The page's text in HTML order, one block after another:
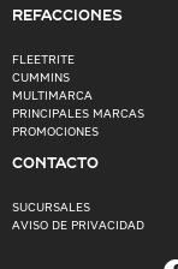
REFACCIONES
FLEETRITE
CUMMINS
MULTIMARCA
PRINCIPALES MARCAS
PROMOCIONES
CONTACTO
SUCURSALES
AVISO DE PRIVACIDAD